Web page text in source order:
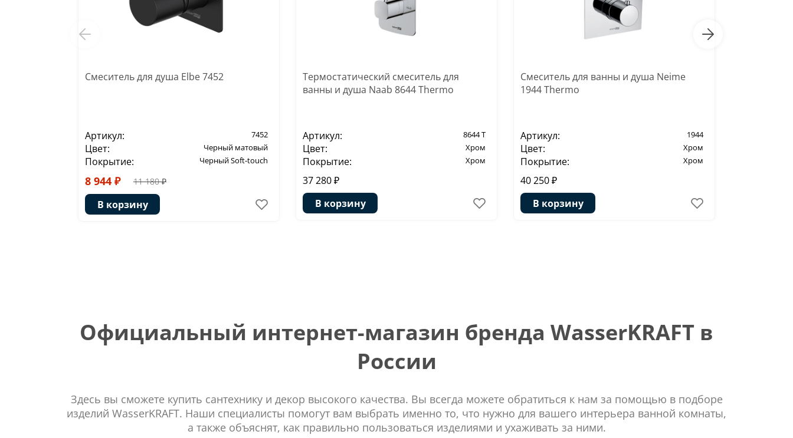
Смеситель для душа Elbe 7452
Артикул: 7452
Цвет: Черный матовый
Покрытие: Черный Soft-touch
8 944 ₽ 11 180 ₽
В корзину
Термостатический смеситель для
ванны и душа Naab 8644 Thermo
Артикул: 8644 T
Цвет: Хром
Покрытие: Хром
37 280 ₽
В корзину
Смеситель для ванны и душа Neime
1944 Thermo
Артикул: 1944
Цвет: Хром
Покрытие: Хром
40 250 ₽
В корзину
Официальный интернет-магазин бренда WasserKRAFT в
России
Здесь вы сможете купить сантехнику и декор высокого качества. Вы всегда можете обратиться к нам за помощью в подборе
изделий WasserKRAFT. Наши специалисты помогут вам выбрать именно то, что нужно для вашего интерьера ванной комнаты,
а также объяснят, как правильно пользоваться изделиями и ухаживать за ними.